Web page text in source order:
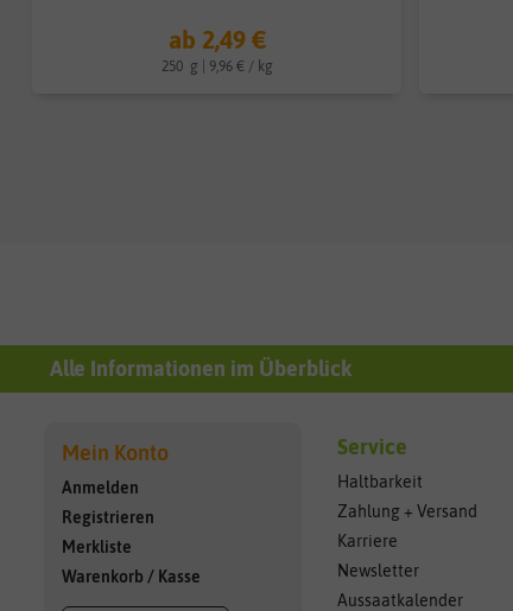
ab 2,49 €
250 g | 9,96 € / kg
Alle Informationen im Überblick
Mein Konto
Anmelden
Registrieren
Merkliste
Warenkorb / Kasse
Service
Haltbarkeit
Zahlung + Versand
Karriere
Newsletter
Aussaatkalender